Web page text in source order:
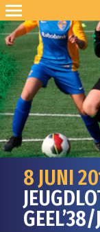
8 JUNI